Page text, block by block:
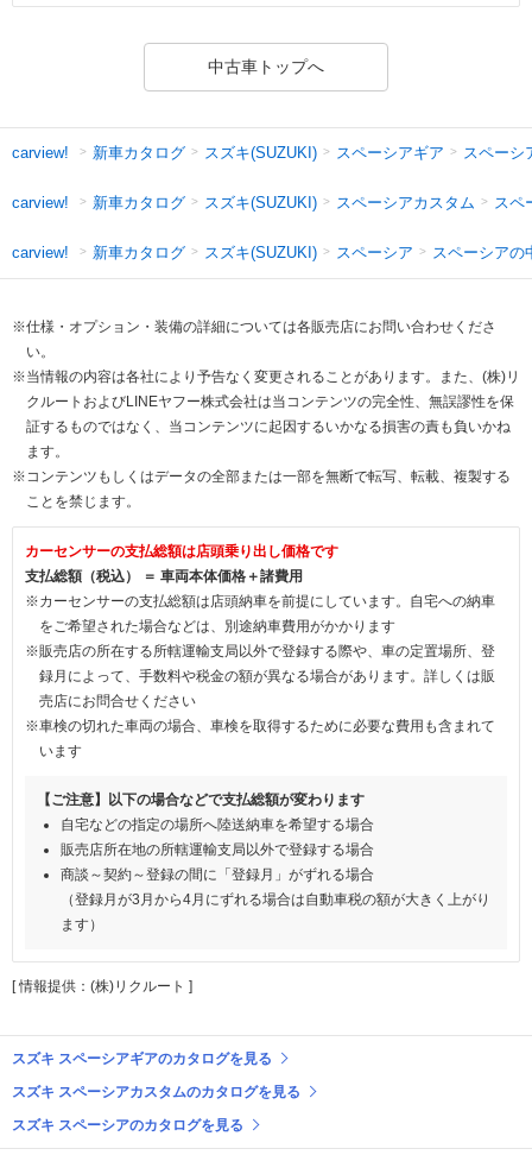
中古車トップへ
carview! 新車カタログ スズキ(SUZUKI) スペーシアギア スペーシ
carview! 新車カタログ スズキ(SUZUKI) スペーシアカスタム スペ
carview! 新車カタログ スズキ(SUZUKI) スペーシア スペーシアの
※仕様・オプション・装備の詳細については各販売店にお問い合わせくださ
い。
※当情報の内容は各社により予告なく変更されることがあります。また、(株)リ
クルートおよびLINEヤフー株式会社は当コンテンツの完全性、無誤謬性を保
証するものではなく、当コンテンツに起因するいかなる損害の責も負いかね
ます。
※コンテンツもしくはデータの全部または一部を無断で転写、転載、複製する
ことを禁じます。
カーセンサーの支払総額は店頭乗り出し価格です
支払総額（税込） ＝ 車両本体価格＋諸費用
※カーセンサーの支払総額は店頭納車を前提にしています。自宅への納車
をご希望された場合などは、別途納車費用がかかります
※販売店の所在する所轄運輸支局以外で登録する際や、車の定置場所、登
録月によって、手数料や税金の額が異なる場合があります。詳しくは販
売店にお問合せください
※車検の切れた車両の場合、車検を取得するために必要な費用も含まれて
います
【ご注意】以下の場合などで支払総額が変わります
自宅などの指定の場所へ陸送納車を希望する場合
販売店所在地の所轄運輸支局以外で登録する場合
商談～契約～登録の間に「登録月」がずれる場合
（登録月が3月から4月にずれる場合は自動車税の額が大きく上がり
ます）
[ 情報提供：(株)リクルート ]
スズキ スペーシアギアのカタログを見る
スズキ スペーシアカスタムのカタログを見る
スズキ スペーシアのカタログを見る